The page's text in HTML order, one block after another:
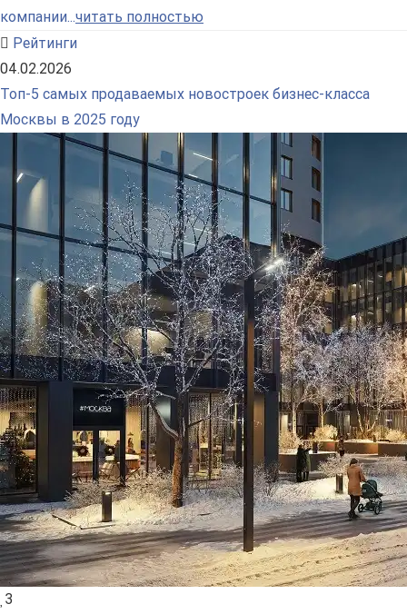
компании...читать полностью
Рейтинги
04.02.2026
Топ-5 самых продаваемых новостроек бизнес-класса
Москвы в 2025 году
3